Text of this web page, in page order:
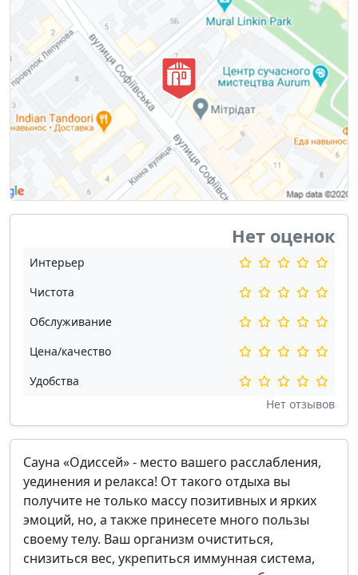
Нет оценок
Интерьер
Чистота
Обслуживание
Цена/качество
Удобства
Нет отзывов
Сауна «Одиссей» - место вашего расслабления,
уединения и релакса! От такого отдыха вы
получите не только массу позитивных и ярких
эмоций, но, а также принесете много пользы
своему телу. Ваш организм очиститься,
снизиться вес, укрепиться иммунная система,